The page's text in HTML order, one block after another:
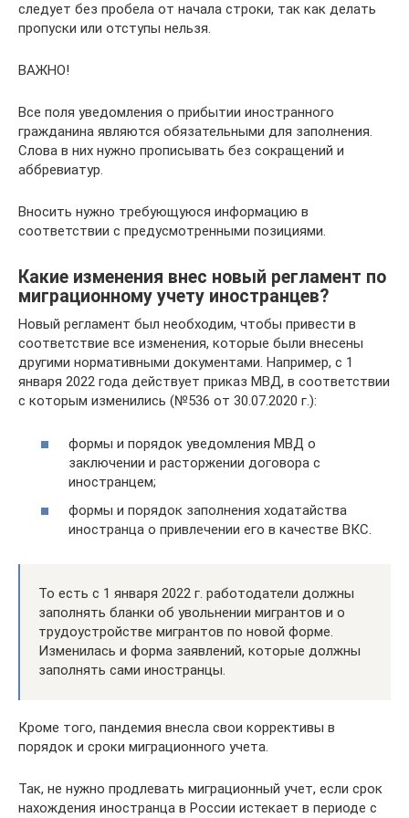
следует без пробела от начала строки, так как делать
пропуски или отступы нельзя.
ВАЖНО!
Все поля уведомления о прибытии иностранного
гражданина являются обязательными для заполнения.
Слова в них нужно прописывать без сокращений и
аббревиатур.
Вносить нужно требующуюся информацию в
соответствии с предусмотренными позициями.
Какие изменения внес новый регламент по
миграционному учету иностранцев?
Новый регламент был необходим, чтобы привести в
соответствие все изменения, которые были внесены
другими нормативными документами. Например, с 1
января 2022 года действует приказ МВД, в соответствии
с которым изменились (№536 от 30.07.2020 г.):
формы и порядок уведомления МВД о
заключении и расторжении договора с
иностранцем;
формы и порядок заполнения ходатайства
иностранца о привлечении его в качестве ВКС.
То есть с 1 января 2022 г. работодатели должны
заполнять бланки об увольнении мигрантов и о
трудоустройстве мигрантов по новой форме.
Изменилась и форма заявлений, которые должны
заполнять сами иностранцы.
Кроме того, пандемия внесла свои коррективы в
порядок и сроки миграционного учета.
Так, не нужно продлевать миграционный учет, если срок
нахождения иностранца в России истекает в периоде с